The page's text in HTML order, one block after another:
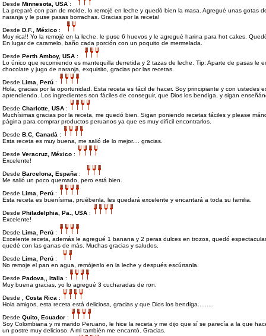
Desde Minnesota, USA :
La preparé con pan de molde, lo remojé en leche y quedó bien la masa. Agregué unas gotas
naranja y le puse pasas borrachas. Gracias por la receta!
Desde D.F., México :
Muy rica!! Yo la remojé en la leche, le puse 6 huevos y le agregué harina para hot cakes.
En lugar de caramelo, baño cada porción con un poquito de mermelada.
Desde Perth Amboy, USA :
Lo único que recomiendo es mantequilla derretida y 2 tazas de leche. Tip: Aparte de pasas le
chocolate y jugo de naranja, exquisito, gracias por las recetas.
Desde Lima, Perú :
Hola, gracias por la oportunidad. Esta receta es fácil de hacer. Soy principiante y con ustedes
aprendiendo. Los ingredientes son fáciles de conseguir, que Dios los bendiga, y sigan
Desde Charlotte, USA :
Muchísimas gracias por la receta, me quedó bien. Sigan poniendo recetas fáciles y please
página para comprar productos peruanos ya que es muy difícil encontrarlos.
Desde B.C, Canadá :
Esta receta es muy buena, me salió de lo mejor.... gracias.
Desde Veracruz, México :
Excelente!
Desde Barcelona, España :
Me salió un poco quemado, pero está bien.
Desde Lima, Perú :
Esta receta es buenísima, pruébenla, les quedará excelente y encantará a toda su familia.
Desde Philadelphia, Pa., USA :
Excelente!
Desde Lima, Perú :
Excelente receta, además le agregué 1 banana y 2 peras dulces en trozos, quedó
quedé con las ganas de más. Muchas gracias y saludos.
Desde Lima, Perú :
No remoje el pan en agua, remójenlo en la leche y después escúrranla.
Desde Padova,, Italia :
Muy buena gracias, yo lo agregué 3 cucharadas de ron.
Desde
, Costa Rica :
Hola amigos, esta receta está deliciosa, gracias y que Dios los bendiga.........
Desde Quito, Ecuador :
Soy Colombiana y mi marido Peruano, le hice la receta y me dijo que sí se parecía a la que
un postre muy delicioso. A mi también me encantó. Gracias.